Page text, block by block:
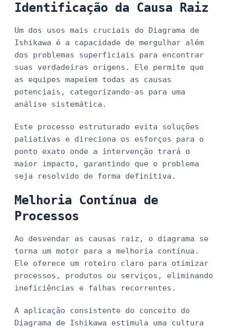
Identificação da Causa Raiz
Um dos usos mais cruciais do Diagrama de
Ishikawa é a capacidade de mergulhar além
dos problemas superficiais para encontrar
suas verdadeiras origens. Ele permite que
as equipes mapeiem todas as causas
potenciais, categorizando-as para uma
análise sistemática.
Este processo estruturado evita soluções
paliativas e direciona os esforços para o
ponto exato onde a intervenção trará o
maior impacto, garantindo que o problema
seja resolvido de forma definitiva.
Melhoria Contínua de
Processos
Ao desvendar as causas raiz, o diagrama se
torna um motor para a melhoria contínua.
Ele oferece um roteiro claro para otimizar
processos, produtos ou serviços, eliminando
ineficiências e falhas recorrentes.
A aplicação consistente do conceito do
Diagrama de Ishikawa estimula uma cultura